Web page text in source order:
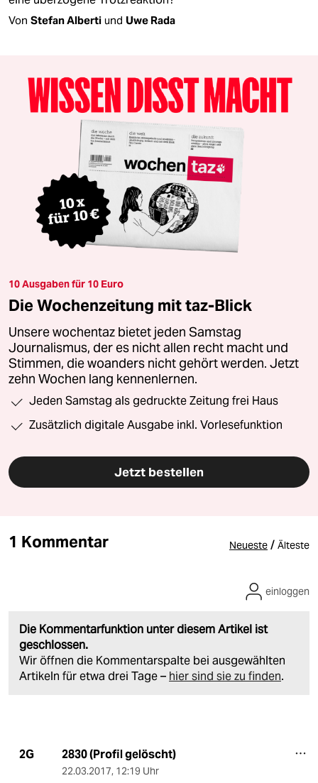
Von Stefan Alberti und Uwe Rada
10 Ausgaben für 10 Euro
Die Wochenzeitung mit taz-Blick
Unsere wochentaz bietet jeden Samstag
Journalismus, der es nicht allen recht macht und
Stimmen, die woanders nicht gehört werden. Jetzt
zehn Wochen lang kennenlernen.
Jeden Samstag als gedruckte Zeitung frei Haus
Zusätzlich digitale Ausgabe inkl. Vorlesefunktion
Jetzt bestellen
1 Kommentar Neueste / Älteste
Die Kommentarfunktion unter diesem Artikel ist
geschlossen.
Wir öffnen die Kommentarspalte bei ausgewählten
Artikeln für etwa drei Tage – hier sind sie zu finden.
einloggen
2G 2830 (Profil gelöscht)
22.03.2017, 12:19 Uhr